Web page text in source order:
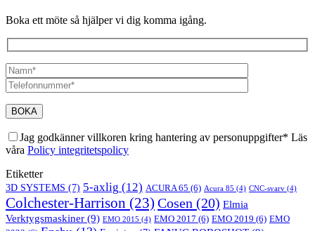
Boka ett möte så hjälper vi dig komma igång.
Jag godkänner villkoren kring hantering av personuppgifter* Läs
våra Policy integritetspolicy
Etiketter
3D SYSTEMS (7) 5-axlig (12) ACURA 65 (6) Acura 85 (4) CNC-svarv (4)
Colchester-Harrison (23) Cosen (20) Elmia
Verktygsmaskiner (9) EMO 2015 (4) EMO 2017 (6) EMO 2019 (6) EMO